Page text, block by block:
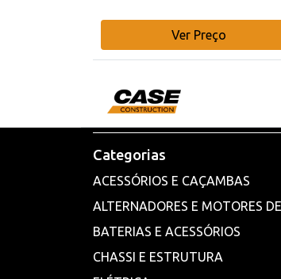
Ver Preço
Categorias
ACESSÓRIOS E CAÇAMBAS
ALTERNADORES E MOTORES
BATERIAS E ACESSÓRIOS
CHASSI E ESTRUTURA